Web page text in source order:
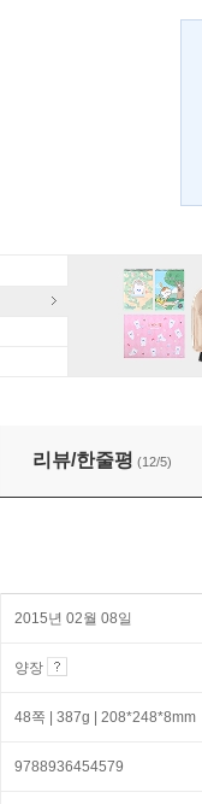
리뷰/한줄평 (12/5)
2015년 02월 08일
양장
48쪽 | 387g | 208*248*8mm
9788936454579